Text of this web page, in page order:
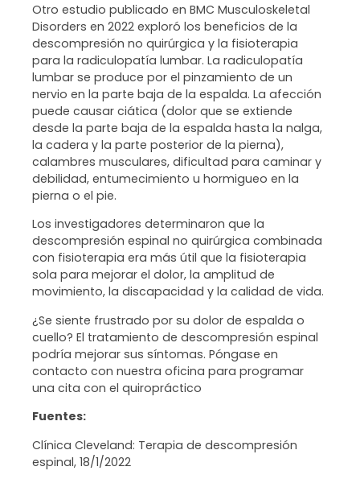
Otro estudio publicado en BMC Musculoskeletal
Disorders en 2022 exploró los beneficios de la
descompresión no quirúrgica y la fisioterapia
para la radiculopatía lumbar. La radiculopatía
lumbar se produce por el pinzamiento de un
nervio en la parte baja de la espalda. La afección
puede causar ciática (dolor que se extiende
desde la parte baja de la espalda hasta la nalga,
la cadera y la parte posterior de la pierna),
calambres musculares, dificultad para caminar y
debilidad, entumecimiento u hormigueo en la
pierna o el pie.
Los investigadores determinaron que la
descompresión espinal no quirúrgica combinada
con fisioterapia era más útil que la fisioterapia
sola para mejorar el dolor, la amplitud de
movimiento, la discapacidad y la calidad de vida.
¿Se siente frustrado por su dolor de espalda o
cuello? El tratamiento de descompresión espinal
podría mejorar sus síntomas. Póngase en
contacto con nuestra oficina para programar
una cita con el quiropráctico
Fuentes:
Clínica Cleveland: Terapia de descompresión
espinal, 18/1/2022